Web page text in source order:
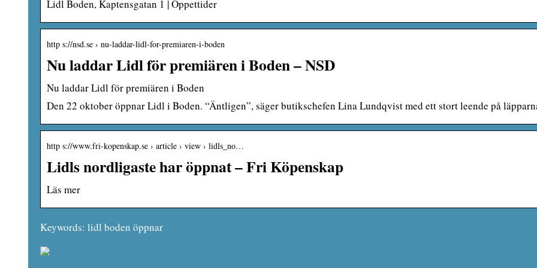
Lidl Boden, Kaptensgatan 1 | Öppettider
http s://nsd.se › nu-laddar-lidl-for-premiaren-i-boden
Nu laddar Lidl för premiären i Boden – NSD
Nu laddar Lidl för premiären i Boden
Den 22 oktober öppnar Lidl i Boden. “Äntligen”, säger butikschefen Lina Lundqvist med ett stort leende på
http s://www.fri-kopenskap.se › article › view › lidls_no…
Lidls nordligaste har öppnat – Fri Köpenskap
Läs mer
Keywords: lidl boden öppnar